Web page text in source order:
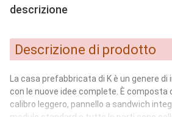
descrizione
Descrizione di prodotto
La casa prefabbricata di K è un genere
con le nuove idee complete. È composta
calibro leggero, pannello a sandwich